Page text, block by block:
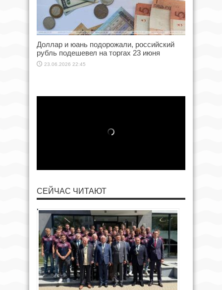
Доллар и юань подорожали, российский
рубль подешевел на торгах 23 июня
23.06.2026 22:45
СЕЙЧАС ЧИТАЮТ